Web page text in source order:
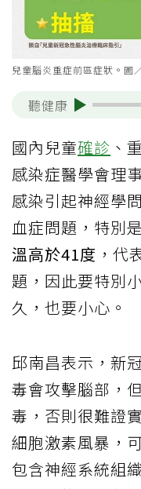
兒童腦炎重症前區症狀。圖
聽健康
國內兒童確診 、
感染症醫學會理
感染引起神經學
血症問題，特別
溫高於41度 ，代
題，因此要特別
久，也要小心。
邱南昌表示，新
毒會攻擊腦部，
毒，否則很難證
細胞激素風暴，
包含神經系統組